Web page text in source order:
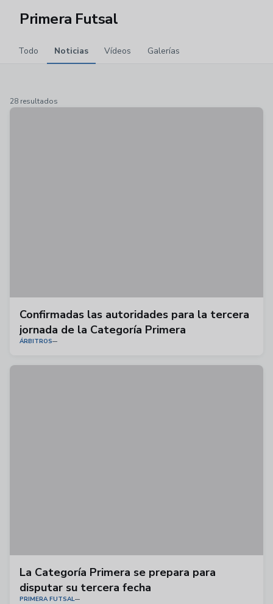
Primera Futsal
Todo Noticias Vídeos Galerías
28 resultados
Confirmadas las autoridades para la tercera
jornada de la Categoría Primera
ÁRBITROS
La Categoría Primera se prepara para
disputar su tercera fecha
PRIMERA FUTSAL